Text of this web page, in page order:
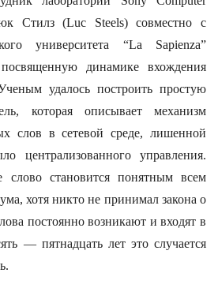
Стилз (Luc Steels) совместно с
университета “La Sapienza”
динамике вхождения
удалось построить простую
которая описывает механизм
слов в сетевой среде, лишенной
централизованного управления.
слово становится понятным всем
хотя никто не принимал закона о
постоянно возникают и входят в
— пятнадцать лет это случается